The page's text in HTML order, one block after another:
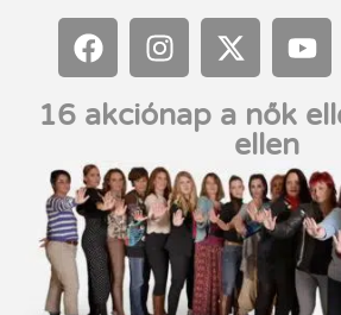
16 akciónap a nők
ellen